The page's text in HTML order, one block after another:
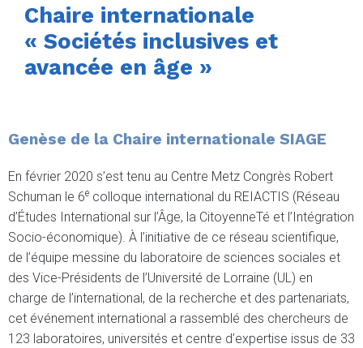
Chaire internationale
« Sociétés inclusives et
avancée en âge »
Genèse de la Chaire internationale SIAGE
En février 2020 s’est tenu au Centre Metz Congrès Robert
Schuman le 6e colloque international du REIACTIS (Réseau
d’Études International sur l’Âge, la CitoyenneTé et l’Intégration
Socio-économique). À l’initiative de ce réseau scientifique,
de l’équipe messine du laboratoire de sciences sociales et
des Vice-Présidents de l’Université de Lorraine (UL) en
charge de l’international, de la recherche et des partenariats,
cet événement international a rassemblé des chercheurs de
123 laboratoires, universités et centre d’expertise issus de 33